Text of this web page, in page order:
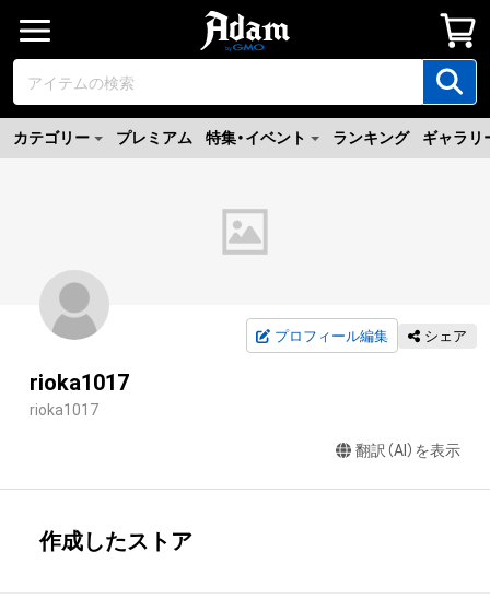
カテゴリー プレミアム 特集・イベント ランキング ギャラリ
プロフィール編集 シェア
rioka1017
rioka1017
翻訳（AI）を表示
作成したストア